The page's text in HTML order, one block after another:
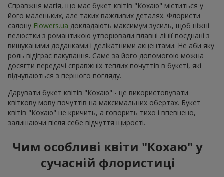
Справжня магія, що має букет квітів "Кохаю" міститься у
його маленьких, але таких важливих деталях. Флористи
салону Flowers.ua докладають максимум зусиль, щоб ніжні
пелюстки з романтикою утворювали плавні лінії поєднані з
вишуканими доданками і делікатними акцентами. Не аби яку
роль відіграє пакування. Саме за його допомогою можна
досягти передачі справжніх теплих почуттів в букеті, які
відчуваються з першого погляду.
Дарувати букет квітів "Кохаю" - це використовувати
квіткову мову почуттів на максимальних обертах. Букет
квітів "Кохаю" не кричить, а говорить тихо і впевнено,
залишаючи після себе відчуття щирості.
Чим особливі квіти "Кохаю" у
сучасній флористиці